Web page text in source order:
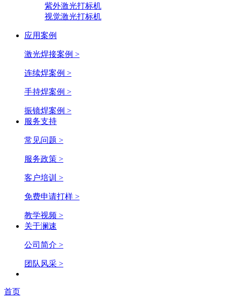
紫外激光打标机
视觉激光打标机
应用案例
激光焊接案例 >
连续焊案例 >
手持焊案例 >
振镜焊案例 >
服务支持
常见问题 >
服务政策 >
客户培训 >
免费申请打样 >
教学视频 >
关于澜速
公司简介 >
团队风采 >
首页